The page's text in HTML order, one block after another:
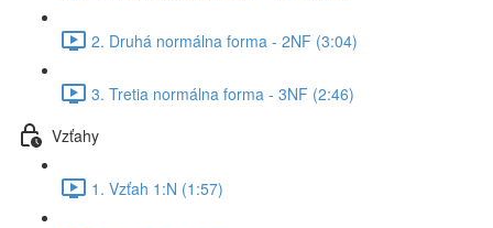
2. Druhá normálna forma - 2NF (3:04)
3. Tretia normálna forma - 3NF (2:46)
Vzťahy
1. Vzťah 1:N (1:57)